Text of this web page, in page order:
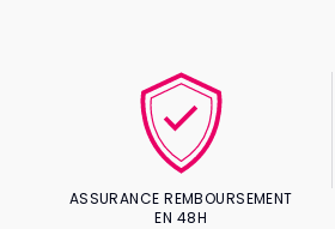
ASSURANCE REMBOURSEMENT
EN 48H